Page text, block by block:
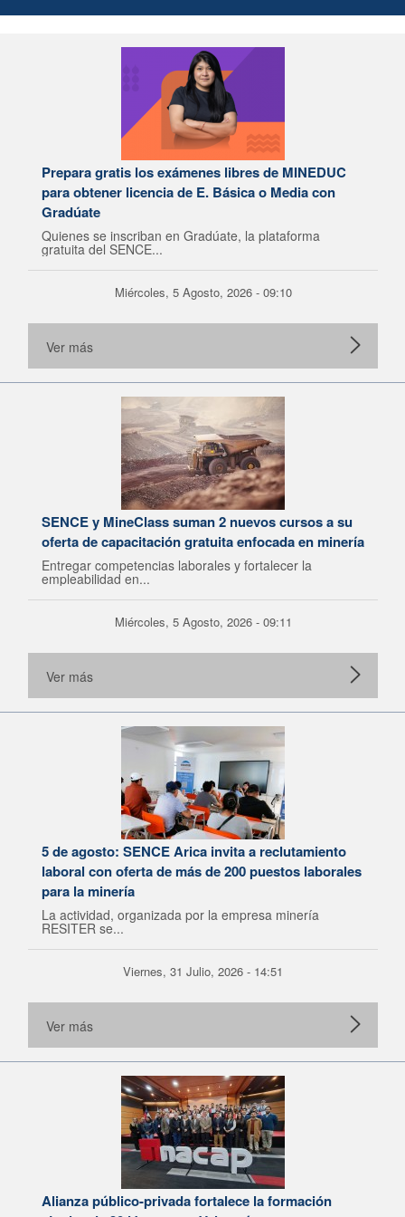
Prepara gratis los exámenes libres de MINEDUC
para obtener licencia de E. Básica o Media con
Gradúate
Quienes se inscriban en Gradúate, la plataforma
gratuita del SENCE...
Miércoles, 5 Agosto, 2026 - 09:10
Ver más
SENCE y MineClass suman 2 nuevos cursos a su
oferta de capacitación gratuita enfocada en minería
Entregar competencias laborales y fortalecer la
empleabilidad en...
Miércoles, 5 Agosto, 2026 - 09:11
Ver más
5 de agosto: SENCE Arica invita a reclutamiento
laboral con oferta de más de 200 puestos laborales
para la minería
La actividad, organizada por la empresa minería
RESITER se...
Viernes, 31 Julio, 2026 - 14:51
Ver más
Alianza público-privada fortalece la formación